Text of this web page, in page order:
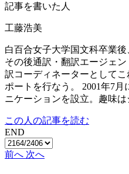
記事を書いた人
工藤浩美
白百合女子大学国文科卒業後
その後通訳・翻訳エージェ
訳コーディネーターとして
ポートを行なう。 2001年7
ニケーションを設立。趣味は
この人の記事を読む
END
前へ 次へ